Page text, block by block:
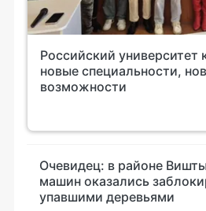
Российский университет
новые специальности,
возможности
Очевидец: в районе
машин оказались
упавшими деревьями